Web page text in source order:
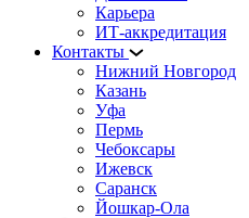
Карьера
ИТ-аккредитация
Контакты
Нижний Новгород
Казань
Уфа
Пермь
Чебоксары
Ижевск
Саранск
Йошкар-Ола